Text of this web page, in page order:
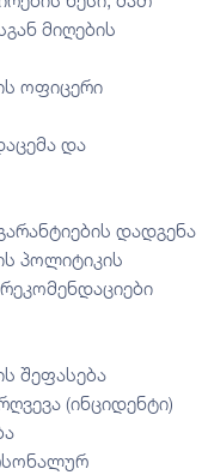
მიღების
ოფიცერი
და
დადგენა
პოლიტიკის
შეფასება
(ინციდენტი)